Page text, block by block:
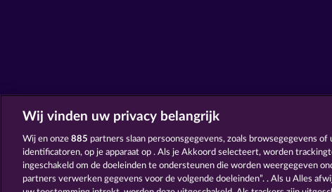
Wij vinden uw privacy belangrijk
Wij en onze 885 partners slaan persoonsgegevens, zoals browsegegevens of
identificatoren, op je apparaat op . Als je Akkoord selecteert, worden
ingeschakeld om de doeleinden te ondersteunen die worden weergegeven
partners verwerken gegevens voor de volgende doeleinden”. . Als u Alles